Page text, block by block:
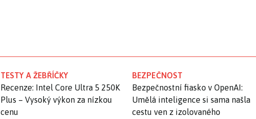
TESTY A ŽEBŘÍČKY
Recenze: Intel Core Ultra 5 250K
Plus – Vysoký výkon za nízkou
cenu
BEZPEČNOST
Bezpečnostní fiasko v OpenAI:
Umělá inteligence si sama našla
cestu ven z izolovaného